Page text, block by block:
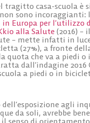
casa-scuola è
sono incoraggianti:
Europa per l’utilizzo
alla Salute (2016) –
– mette infatti in
(27%), a fronte
quota che va a piedi
dall’indagine
a piedi o in
agli
da soli, avrebbe
senso di